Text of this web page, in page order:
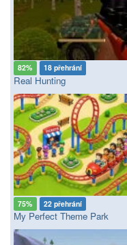
82% 18 přehrání
Real Hunting
75% 22 přehrání
My Perfect Theme Park